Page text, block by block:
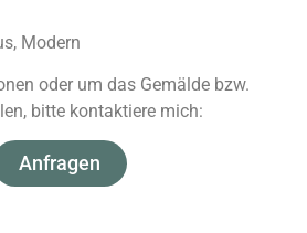
Modern
oder um das Gemälde bzw.
bitte kontaktiere mich:
Anfragen